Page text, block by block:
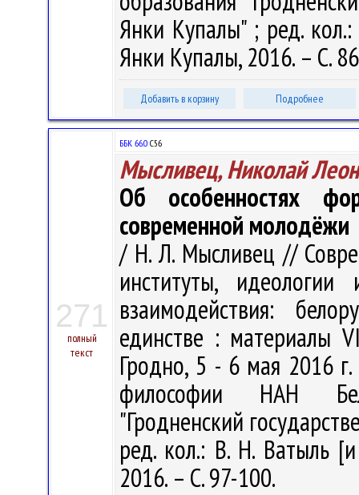
Янки Купалы" ; ред.
Янки Купалы, 2016. – С.
Добавить в корзину Подробнее
271
полный
текст
ББК 66.0 С56
Мысливец, Николай
Об особенностях
современной молодёжи
/ Н. Л. Мысливец //
институты, идеологии
взаимодействия:
единстве : материалы
Гродно, 5 - 6 мая 2016
философии НАН
"Гродненский
ред. кол.: В. Н. Ватыль
2016. – С. 97-100.